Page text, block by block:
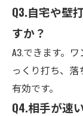
Q3.自宅や壁
すか？
A3.できます。
っくり打ち、
有効です。
Q4.相手が速